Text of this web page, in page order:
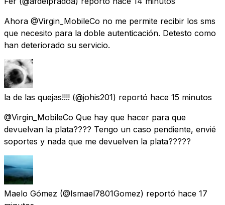
Ahora @Virgin_MobileCo no me permite recibir los sms
que necesito para la doble autenticación. Detesto como
han deteriorado su servicio.
la de las quejas!!!! (@johis201) reportó hace 15 minutos
@Virgin_MobileCo Que hay que hacer para que
devuelvan la plata???? Tengo un caso pendiente, envié
soportes y nada que me devuelven la plata?????
Maelo Gómez (@Ismael7801Gomez) reportó hace 17